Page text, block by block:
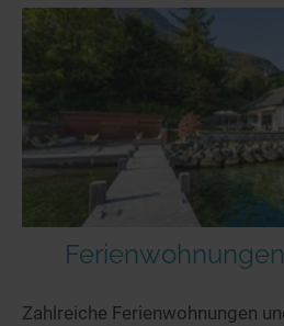
Zahlreiche Ferienwohnungen